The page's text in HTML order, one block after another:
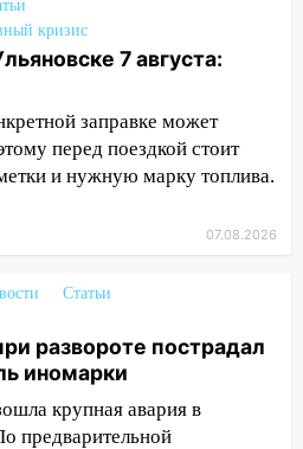
прибор для
вернуть деньги
фитнес-
Ульяновской
порядок детские
проверяет
селе Кивать
после прокурорской
разметку на
кризис
7 августа:
заправке может
перед поездкой стоит
и нужную марку топлива.
07.08.2026
Статьи
развороте пострадал
иномарки
крупная авария в
предварительной